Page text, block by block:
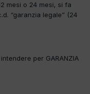
mesi o 24 mesi, si fa
“garanzia legale” (24
per GARANZIA